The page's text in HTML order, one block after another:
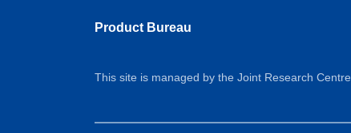
Product Bureau
This site is managed by the Joint Research Centre